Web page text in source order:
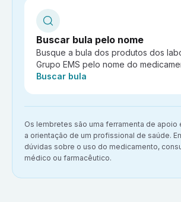
Buscar bula pelo nome
Busque a bula dos produtos dos
Grupo EMS pelo nome do
Ação:
Buscar bula
Aviso importante:
Os lembretes são uma ferramenta de apoio
a orientação de um profissional de saúde.
dúvidas sobre o uso do medicamento,
médico ou farmacêutico.